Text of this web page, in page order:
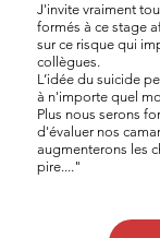
J'invite vraiment
formés à ce stage
sur ce risque qui
collègues.
L’idée du suicide
à n'importe quel
Plus nous serons
d'évaluer nos
augmenterons les
pire...."